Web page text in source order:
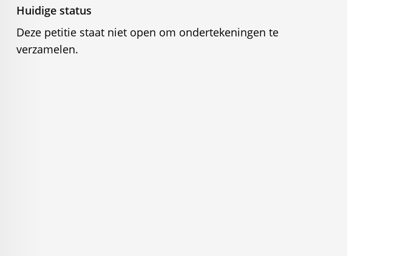
Huidige status
Deze petitie staat niet open om ondertekeningen te
verzamelen.